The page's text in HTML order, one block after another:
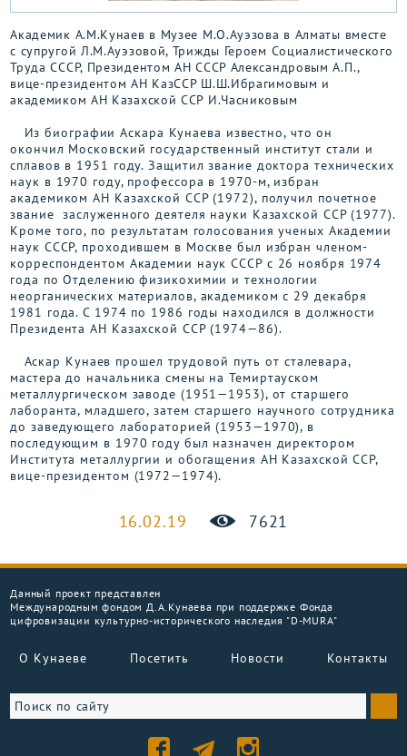
Академик А.М.Кунаев в Музее М.О.Ауэзова в Алматы вместе
с супругой Л.М.Ауэзовой, Трижды Героем Социалистического
Труда СССР, Президентом АН СССР Александровым А.П.,
вице-президентом АН КазССР Ш.Ш.Ибрагимовым и
академиком АН Казахской ССР И.Часниковым
Из биографии Аскара Кунаева известно, что он
окончил Московский государственный институт стали и
сплавов в 1951 году. Защитил звание доктора технических
наук в 1970 году, профессора в 1970-м, избран
академиком АН Казахской ССР (1972), получил почетное
звание заслуженного деятеля науки Казахской ССР (1977).
Кроме того, по результатам голосования ученых Академии
наук СССР, проходившем в Москве был избран членом-
корреспондентом Академии наук СССР с 26 ноября 1974
года по Отделению физикохимии и технологии
неорганических материалов, академиком с 29 декабря
1981 года. С 1974 по 1986 годы находился в должности
Президента АН Казахской ССР (1974—86).
Аскар Кунаев прошел трудовой путь от сталевара,
мастера до начальника смены на Темиртауском
металлургическом заводе (1951—1953), от старшего
лаборанта, младшего, затем старшего научного сотрудника
до заведующего лабораторией (1953—1970), в
последующим в 1970 году был назначен директором
Института металлургии и обогащения АН Казахской ССР,
вице-президентом (1972—1974).
16.02.19 7621
Данный проект представлен
Международным фондом Д.А.Кунаева при поддержке Фонда
цифровизации культурно-исторического наследия "D-MURA"
О Кунаеве Посетить Новости Контакты